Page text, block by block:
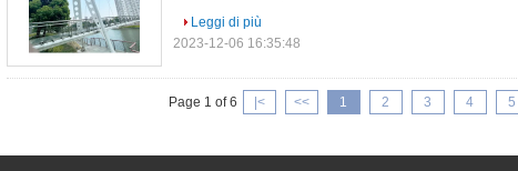
Leggi di più
2023-12-06 16:35:48
Page 1 of 6 |< << 1 2 3 4 5